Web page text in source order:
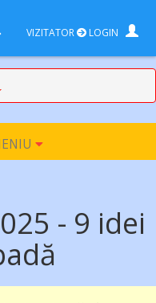
VIZITATOR LOGIN
- 9 idei